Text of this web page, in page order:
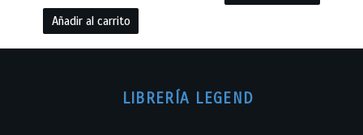
Añadir al carrito
LIBRERÍA LEGEND